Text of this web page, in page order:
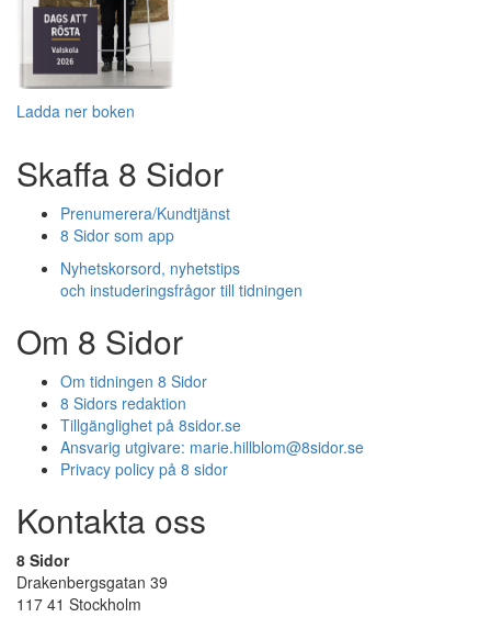
Ladda ner boken
Skaffa 8 Sidor
Prenumerera/Kundtjänst
8 Sidor som app
Nyhetskorsord, nyhetstips
och instuderingsfrågor till tidningen
Om 8 Sidor
Om tidningen 8 Sidor
8 Sidors redaktion
Tillgänglighet på 8sidor.se
Ansvarig utgivare: marie.hillblom@8sidor.se
Privacy policy på 8 sidor
Kontakta oss
8 Sidor
Drakenbergsgatan 39
117 41 Stockholm